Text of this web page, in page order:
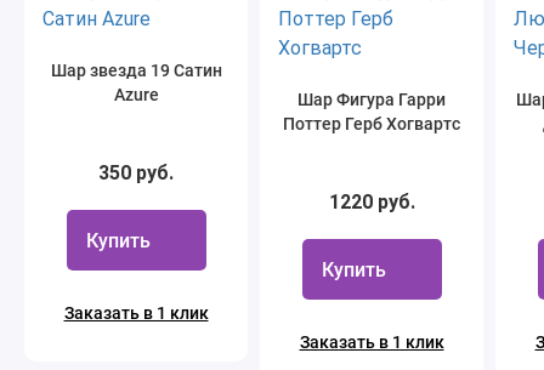
Шар звезда 19 Сатин
Azure
350 руб.
Купить
Заказать в 1 клик
Шар Фигура Гарри
Поттер Герб Хогвартс
1220 руб.
Купить
Заказать в 1 клик